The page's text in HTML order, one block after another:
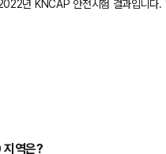
험 결과입니다. "기아 니로EV·현대차 아이오닉6·제네시
지역은?